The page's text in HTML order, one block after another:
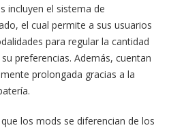
incluyen el sistema de
el cual permite a sus usuarios
para regular la cantidad
preferencias. Además, cuentan
prolongada gracias a la
los mods se diferencian de los